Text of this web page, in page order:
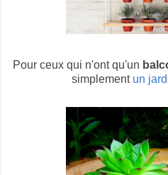
Pour ceux qui n'ont qu'un
simplement un